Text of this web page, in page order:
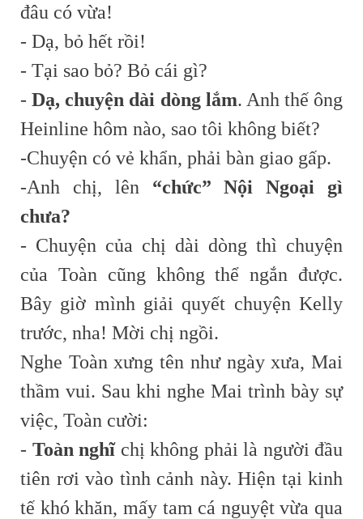
đâu có vừa!
- Dạ, bỏ hết rồi!
- Tại sao bỏ? Bỏ cái gì?
-Dạ, chuyện dài dòng lắm. Anh thế ông
Heinline hôm nào, sao tôi không biết?
-Chuyện có vẻ khẩn, phải bàn giao gấp.
-Anh chị, lên “chức” Nội Ngoại gì
chưa?
- Chuyện của chị dài dòng thì chuyện
của Toàn cũng không thể ngắn được.
Bây giờ mình giải quyết chuyện Kelly
trước, nha! Mời chị ngồi.
Nghe Toàn xưng tên như ngày xưa, Mai
thầm vui. Sau khi nghe Mai trình bày sự
việc, Toàn cười:
- Toàn nghĩchị không phải là người đầu
tiên rơi vào tình cảnh này. Hiện tại kinh
tế khó khăn, mấy tam cá nguyệt vừa qua